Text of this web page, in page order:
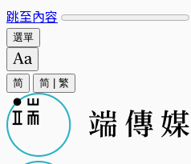
跳至內容
選單
简 简 繁